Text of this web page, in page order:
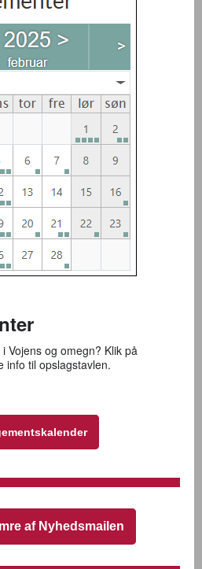
Vojens og omegn? Klik på
info til opslagstavlen.
af Nyhedsmailen